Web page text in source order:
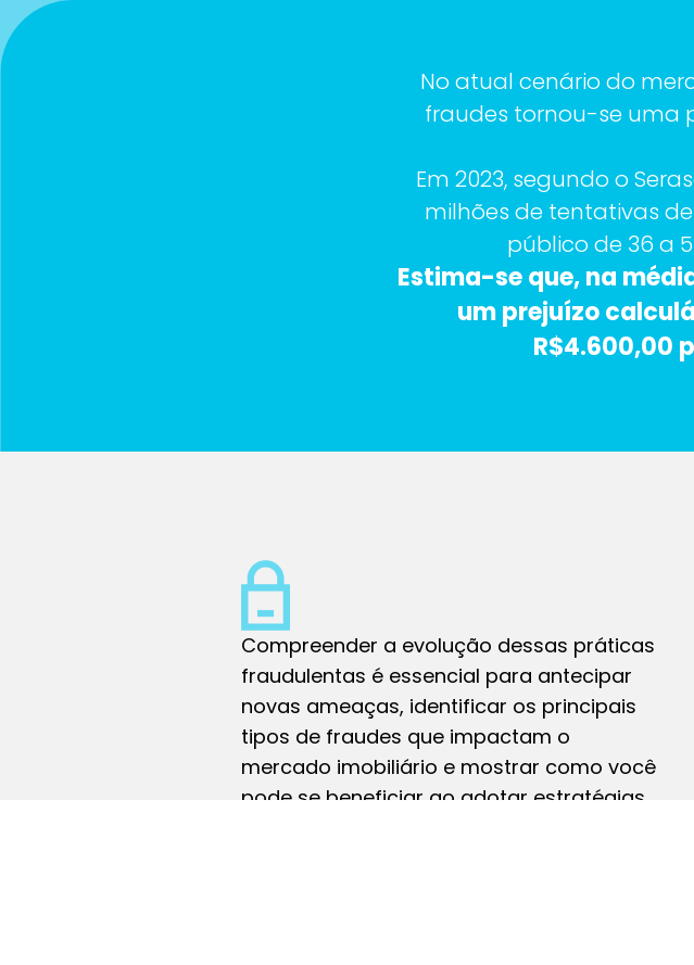
No atual cenário do
fraudes tornou-se uma
Em 2023, segundo o
milhões de tentativas
público de 36 a
Estima-se que, na
um prejuízo
R$4.600,00
Compreender a evolução dessas práticas
fraudulentas é essencial para antecipar
novas ameaças, identificar os principais
tipos de fraudes que impactam o
mercado imobiliário e mostrar como você
pode se beneficiar ao adotar estratégias